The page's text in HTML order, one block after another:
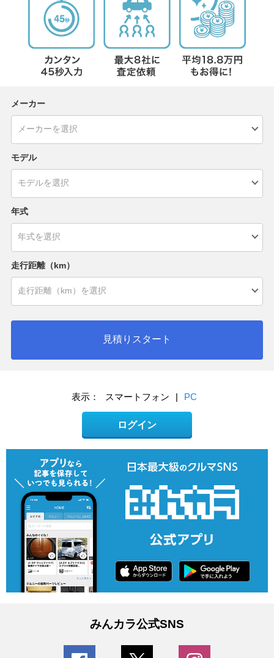
メーカー
モデル
年式
走行距離（km）
見積りスタート
表示： スマートフォン | PC
ログイン
みんカラ公式SNS